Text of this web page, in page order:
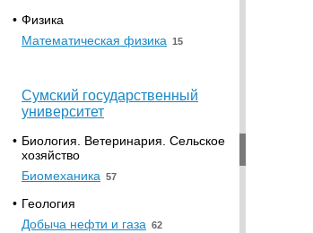
• Физика
Математическая физика 15
Сумский государственный
университет
• Биология. Ветеринария. Сельское
хозяйство
Биомеханика 57
• Геология
Добыча нефти и газа 62